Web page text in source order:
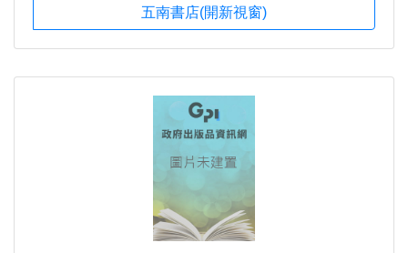
五南書店(開新視窗)